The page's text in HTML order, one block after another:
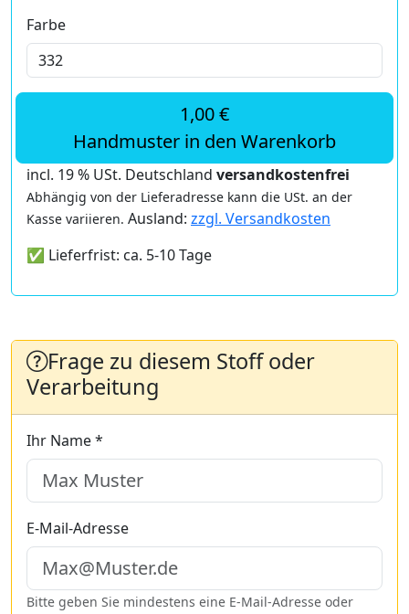
Farbe
1,00 €
Handmuster in den Warenkorb
incl. 19 % USt. Deutschland versandkostenfrei
Abhängig von der Lieferadresse kann die USt. an der
Kasse variieren. Ausland: zzgl. Versandkosten
✅ Lieferfrist: ca. 5-10 Tage
Frage zu diesem Stoff oder
Verarbeitung
Ihr Name *
E-Mail-Adresse
Bitte geben Sie mindestens eine E-Mail-Adresse oder